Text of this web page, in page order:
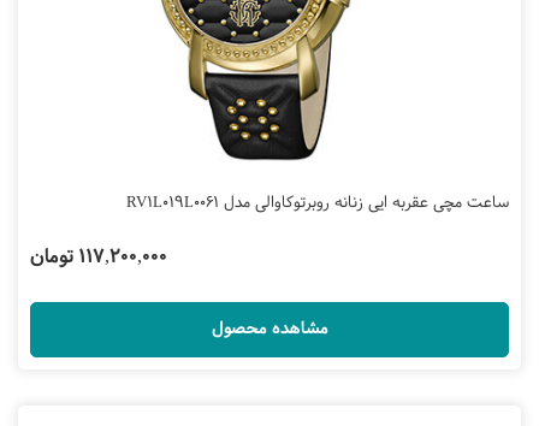
ساعت مچی عقربه ایی زنانه روبرتوکاوالی مدل RV1L019L0061
117,200,000 تومان
مشاهده محصول